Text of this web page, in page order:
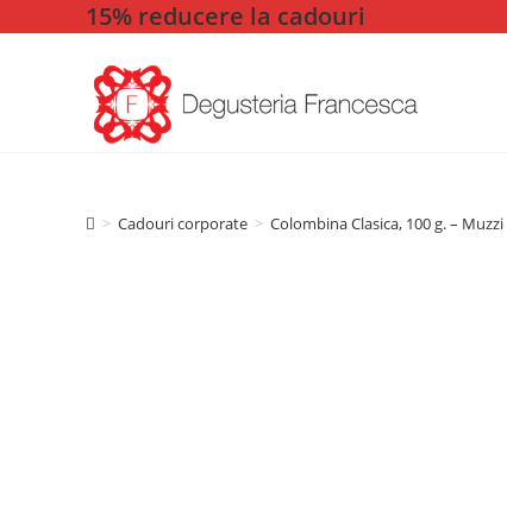
15% reducere la cadouri
> Cadouri corporate > Colombina Clasica, 100 g. – Muzzi